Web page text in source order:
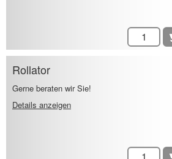
Rollator
Gerne beraten wir Sie!
Details anzeigen